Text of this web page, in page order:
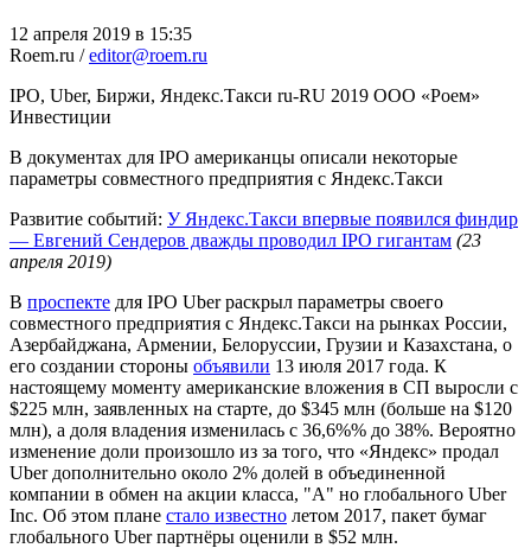
12 апреля 2019 в 15:35
Roem.ru /editor@roem.ru
IPO, Uber, Биржи, Яндекс.Такси ru-RU 2019 ООО «Роем»
Инвестиции
В документах для IPO американцы описали некоторые
параметры совместного предприятия с Яндекс.Такси
Развитие событий: У Яндекс.Такси впервые появился финдир
— Евгений Сендеров дважды проводил IPO гигантам (23
апреля 2019)
В проспекте для IPO Uber раскрыл параметры своего
совместного предприятия с Яндекс.Такси на рынках России,
Азербайджана, Армении, Белоруссии, Грузии и Казахстана, о
его создании стороны объявили 13 июля 2017 года. К
настоящему моменту американские вложения в СП выросли с
$225 млн, заявленных на старте, до $345 млн (больше на $120
млн), а доля владения изменилась с 36,6%% до 38%. Вероятно
изменение доли произошло из за того, что «Яндекс» продал
Uber дополнительно около 2% долей в объединенной
компании в обмен на акции класса, "А" но глобального Uber
Inc. Об этом плане стало известно летом 2017, пакет бумаг
глобального Uber партнёры оценили в $52 млн.